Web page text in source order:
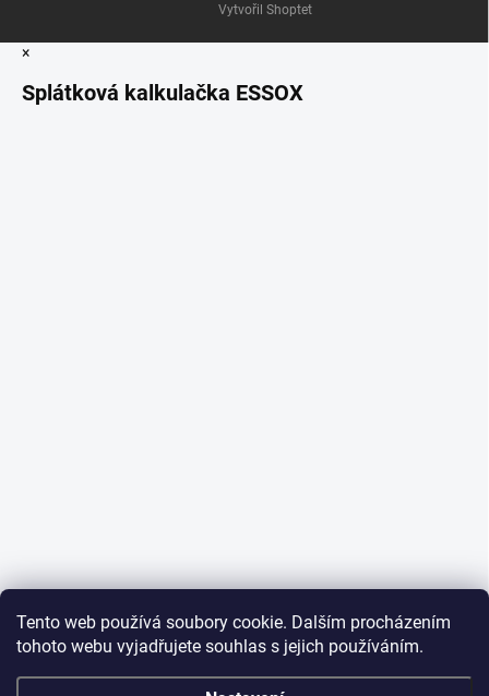
Tento web používá soubory cookie. Dalším procházením
tohoto webu vyjadřujete souhlas s jejich používáním.
Vytvořil Shoptet
×
Splátková kalkulačka ESSOX